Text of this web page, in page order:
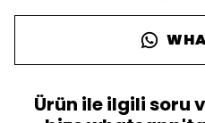
Ürün ile ilgili soru